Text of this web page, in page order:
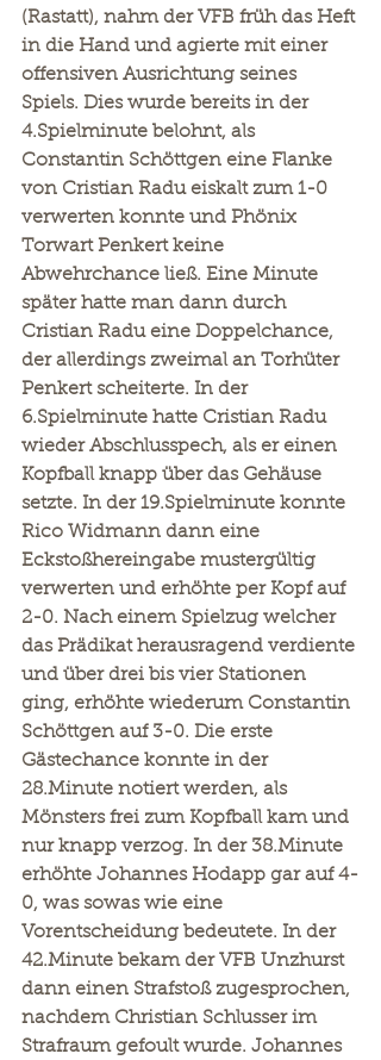
(Rastatt), nahm der VFB früh das Heft
in die Hand und agierte mit einer
offensiven Ausrichtung seines
Spiels. Dies wurde bereits in der
4.Spielminute belohnt, als
Constantin Schöttgen eine Flanke
von Cristian Radu eiskalt zum 1-0
verwerten konnte und Phönix
Torwart Penkert keine
Abwehrchance ließ. Eine Minute
später hatte man dann durch
Cristian Radu eine Doppelchance,
der allerdings zweimal an Torhüter
Penkert scheiterte. In der
6.Spielminute hatte Cristian Radu
wieder Abschlusspech, als er einen
Kopfball knapp über das Gehäuse
setzte. In der 19.Spielminute konnte
Rico Widmann dann eine
Eckstoßhereingabe mustergültig
verwerten und erhöhte per Kopf auf
2-0. Nach einem Spielzug welcher
das Prädikat herausragend verdiente
und über drei bis vier Stationen
ging, erhöhte wiederum Constantin
Schöttgen auf 3-0. Die erste
Gästechance konnte in der
28.Minute notiert werden, als
Mönsters frei zum Kopfball kam und
nur knapp verzog. In der 38.Minute
erhöhte Johannes Hodapp gar auf 4-
0, was sowas wie eine
Vorentscheidung bedeutete. In der
42.Minute bekam der VFB Unzhurst
dann einen Strafstoß zugesprochen,
nachdem Christian Schlusser im
Strafraum gefoult wurde. Johannes